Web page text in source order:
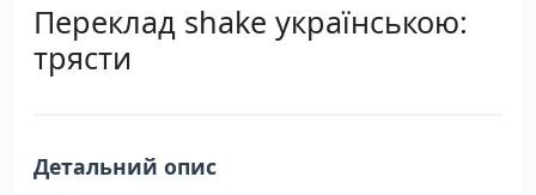
Переклад shake українською:
трясти
Детальний опис